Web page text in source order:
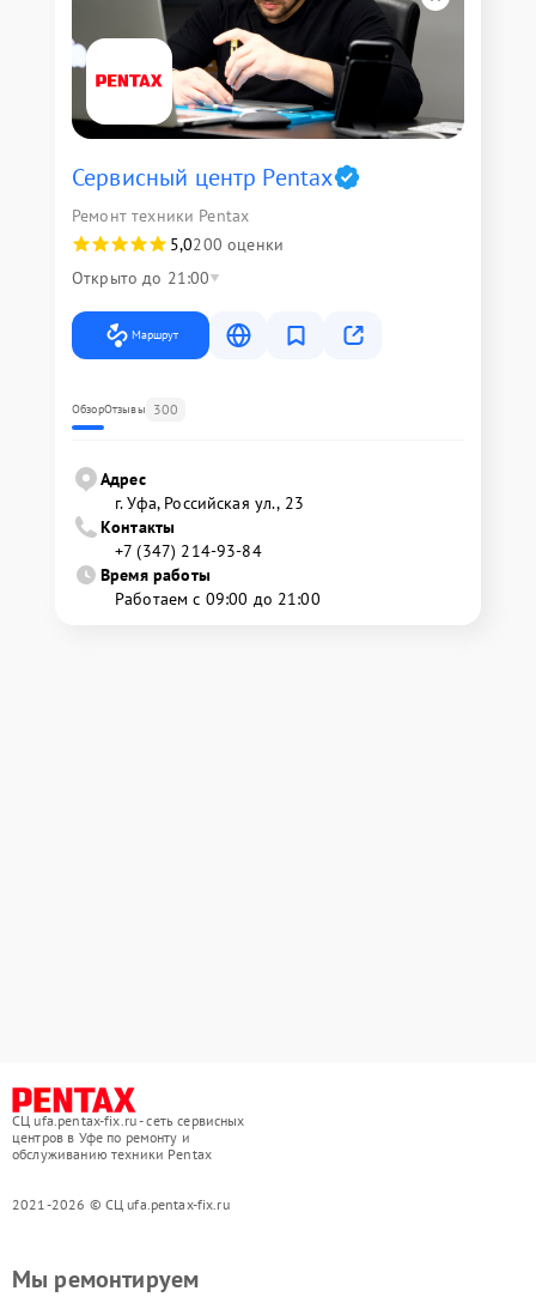
Сервисный центр Pentax
Ремонт техники Pentax
5,0200 оценки
Открыто до 21:00
Маршрут
ОбзорОтзывы 300
Адрес
г. Уфа, Российская ул., 23
Контакты
+7 (347) 214-93-84
Время работы
Работаем с 09:00 до 21:00
СЦ ufa.pentax-fix.ru - сеть сервисных
центров в Уфе по ремонту и
обслуживанию техники Pentax
2021-2026 © СЦ ufa.pentax-fix.ru
Мы ремонтируем